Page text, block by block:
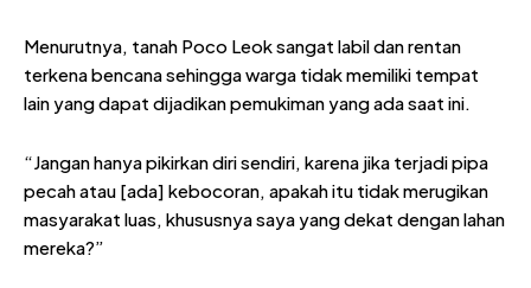
Menurutnya, tanah Poco Leok sangat labil dan rentan
terkena bencana sehingga warga tidak memiliki tempat
lain yang dapat dijadikan pemukiman yang ada saat ini.
“Jangan hanya pikirkan diri sendiri, karena jika terjadi pipa
pecah atau [ada] kebocoran, apakah itu tidak merugikan
masyarakat luas, khususnya saya yang dekat dengan lahan
mereka?”